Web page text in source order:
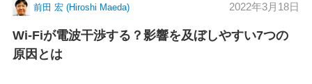
前田 宏 (Hiroshi Maeda) 2022年3月18日
Wi-Fiが電波干渉する？影響を及ぼしやすい7つの
原因とは